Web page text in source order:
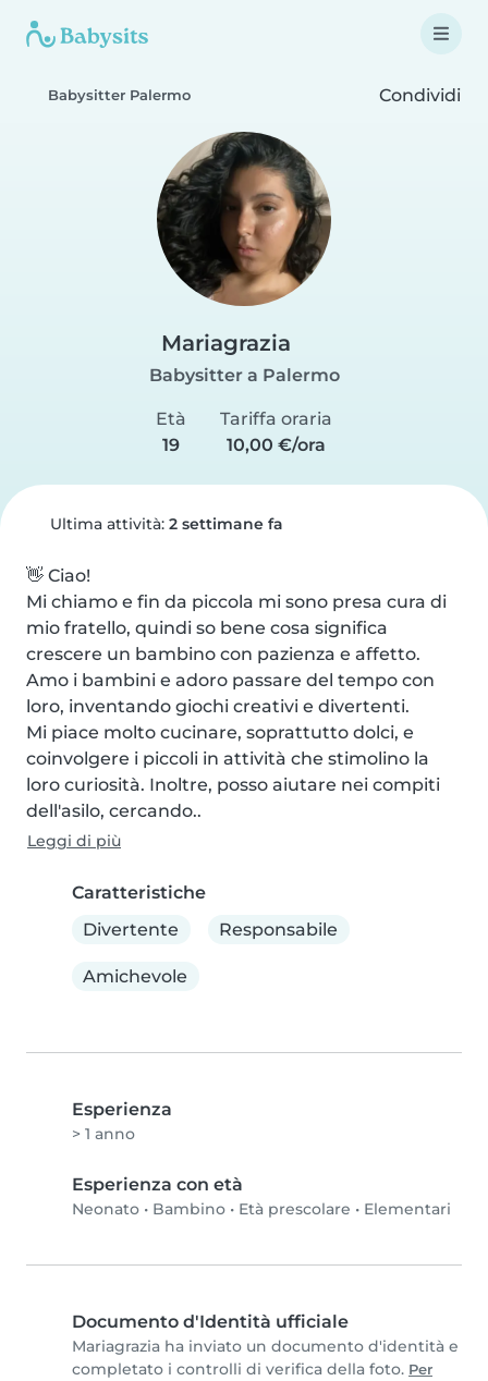
Babysitter Palermo Condividi
Mariagrazia
Babysitter a Palermo
Età
19
Tariffa oraria
10,00 €/ora
Ultima attività: 2 settimane fa
👋 Ciao!
Mi chiamo e fin da piccola mi sono presa cura di
mio fratello, quindi so bene cosa significa
crescere un bambino con pazienza e affetto.
Amo i bambini e adoro passare del tempo con
loro, inventando giochi creativi e divertenti.
Mi piace molto cucinare, soprattutto dolci, e
coinvolgere i piccoli in attività che stimolino la
loro curiosità. Inoltre, posso aiutare nei compiti
dell'asilo, cercando..
Leggi di più
Caratteristiche
Divertente
Responsabile
Amichevole
Esperienza
> 1 anno
Esperienza con età
Neonato • Bambino • Età prescolare • Elementari
Documento d'Identità ufficiale
Mariagrazia ha inviato un documento d'identità e
completato i controlli di verifica della foto. Per